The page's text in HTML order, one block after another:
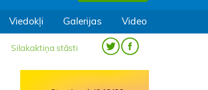
Viedokļi Galerijas Video
Silakaktiņa stāsti